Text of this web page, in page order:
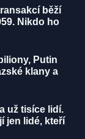
běží
Nikdo ho
Putin
klany a
už tisíce lidí.
jen lidé, kteří